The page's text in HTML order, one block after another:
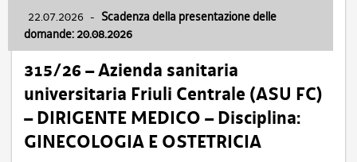
22.07.2026 - Scadenza della presentazione delle
domande: 20.08.2026
315/26 – Azienda sanitaria
universitaria Friuli Centrale (ASU FC)
– DIRIGENTE MEDICO – Disciplina:
GINECOLOGIA E OSTETRICIA